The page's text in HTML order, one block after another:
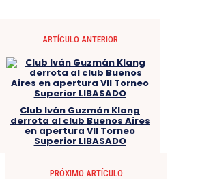
ARTÍCULO ANTERIOR
Club Iván Guzmán Klang
derrota al club Buenos Aires
en apertura VII Torneo
Superior LIBASADO
PRÓXIMO ARTÍCULO